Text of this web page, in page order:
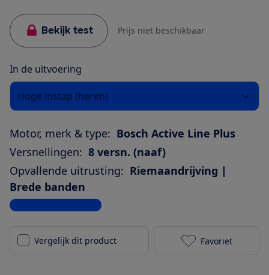
Bekijk test Prijs niet beschikbaar
In de uitvoering
Hoge instap (heren)
Motor, merk & type: Bosch Active Line Plus
Versnellingen: 8 versn. (naaf)
Opvallende uitrusting: Riemaandrijving |
Brede banden
Bekijk alle specificaties
Vergelijk dit product Gazelle
Favoriet